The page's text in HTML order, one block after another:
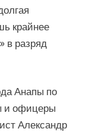
крайнее
в разряд
Анапы по
и офицеры
Александр